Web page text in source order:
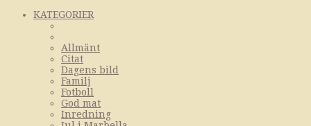
KATEGORIER
Allmänt
Citat
Dagens bild
Familj
Fotboll
God mat
Inredning